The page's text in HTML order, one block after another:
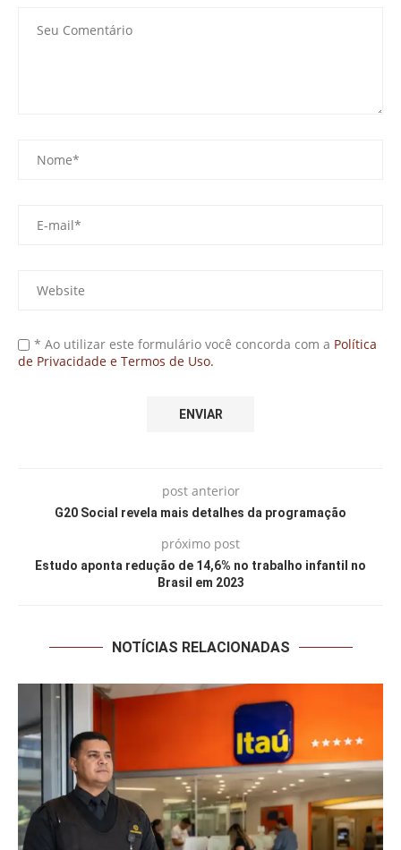
* Ao utilizar este formulário você concorda com a Política
de Privacidade e Termos de Uso.
post anterior
G20 Social revela mais detalhes da programação
próximo post
Estudo aponta redução de 14,6% no trabalho infantil no
Brasil em 2023
NOTÍCIAS RELACIONADAS